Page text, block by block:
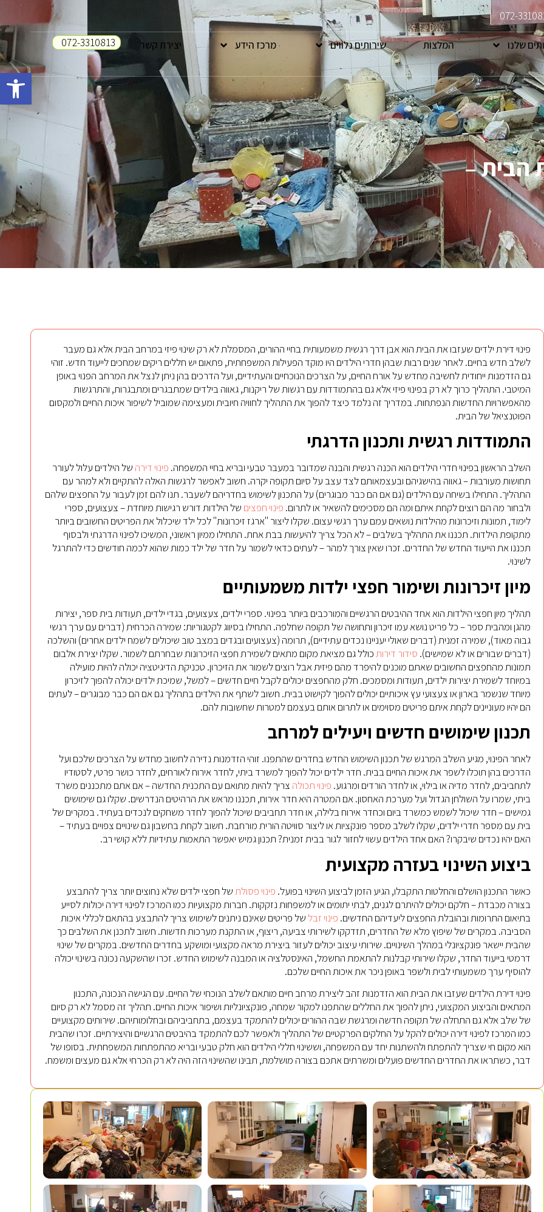
פתח
072-
שלנו המלצות שירותים נלווים מרכז הידע יצירת קשר 072-3310813
הבית –
פינוי דירת ילדים שעזבו את הבית הוא אבן דרך רגשית משמעותית בחיי ההורים, המסמלת לא רק שינוי פיזי במרחב הבית אלא גם מעבר
לשלב חדש בחיים. לאחר שנים רבות שבהן חדרי הילדים היו מוקד הפעילות המשפחתית, פתאום יש חללים ריקים שמחכים לייעוד חדש. זוהי
גם הזדמנות ייחודית לחשיבה מחדש על אורח החיים, על הצרכים הנוכחיים והעתידיים, ועל הדרכים בהן ניתן לנצל את המרחב הפנוי באופן
המיטבי. התהליך כרוך לא רק בפינוי פיזי אלא גם בהתמודדות עם רגשות של ריקנות, גאווה בילדים שמתבגרים ומתבגרות, והתרגשות
מהאפשרויות החדשות הנפתחות. במדריך זה נלמד כיצד להפוך את התהליך לחוויה חיובית ומעצימה שמוביל לשיפור איכות החיים ולמקסום
הפוטנציאל של הבית.
התמודדות רגשית ותכנון הדרגתי
השלב הראשון בפינוי חדרי הילדים הוא הכנה רגשית והבנה שמדובר במעבר טבעי ובריא בחיי המשפחה. פינוי דירה של הילדים עלול לעורר
תחושות מעורבות – גאווה בהישגיהם ובעצמאותם לצד עצב על סיום תקופה יקרה. חשוב לאפשר לרגשות האלה להתקיים ולא למהר עם
התהליך. התחילו בשיחה עם הילדים (גם אם הם כבר מבוגרים) על התכנון לשימוש בחדריהם לשעבר. תנו להם זמן לעבור על החפצים שלהם
ולבחור מה הם רוצים לקחת איתם ומה הם מסכימים להשאיר או לתרום. פינוי חפצים של הילדות דורש רגישות מיוחדת – צעצועים, ספרי
לימוד, תמונות וזיכרונות מהילדות נושאים עמם ערך רגשי עצום. שקלו ליצור "ארגז זיכרונות" לכל ילד שיכלול את הפריטים החשובים ביותר
מתקופת הילדות. תכננו את התהליך בשלבים – לא הכל צריך להיעשות בבת אחת. התחילו ממיון ראשוני, המשיכו לפינוי הדרגתי ולבסוף
תכננו את הייעוד החדש של החדרים. זכרו שאין צורך למהר – לעתים כדאי לשמור על חדר של ילד כמות שהוא לכמה חודשים כדי להתרגל
לשינוי.
מיון זיכרונות ושימור חפצי ילדות משמעותיים
תהליך מיון חפצי הילדות הוא אחד ההיבטים הרגשיים והמורכבים ביותר בפינוי. ספרי ילדים, צעצועים, בגדי ילדים, תעודות בית ספר, יצירות
מהגן ומהבית ספר – כל פריט נושא עמו זיכרון ותחושה של תקופה שחלפה. התחילו בסיווג לקטגוריות: שמירה הכרחית (דברים עם ערך רגשי
גבוה מאוד), שמירה זמנית (דברים שאולי יעניינו נכדים עתידיים), תרומה (צעצועים ובגדים במצב טוב שיכולים לשמח ילדים אחרים) והשלכה
(דברים שבורים או לא שמישים). סידור דירותכולל גם מציאת מקום מתאים לשמירת חפצי הזיכרונות שבחרתם לשמור. שקלו יצירת אלבום
תמונות מהחפצים החשובים שאתם מוכנים להיפרד מהם פיזית אבל רוצים לשמור את הזיכרון. טכניקת הדיגיטציה יכולה להיות מועילה
במיוחד לשמירת יצירות ילדים, תעודות ומסמכים. חלק מהחפצים יכולים לקבל חיים חדשים – למשל, שמיכת ילדים יכולה להפוך לזיכרון
מיוחד שנשמר בארון או צעצועי עץ איכותיים יכולים להפוך לקישוט בבית. חשוב לשתף את הילדים בתהליך גם אם הם כבר מבוגרים – לעתים
הם יהיו מעוניינים לקחת איתם פריטים מסוימים או לתרום אותם בעצמם למטרות שחשובות להם.
תכנון שימושים חדשים ויעילים למרחב
לאחר הפינוי, מגיע השלב המרגש של תכנון השימוש החדש בחדרים שהתפנו. זוהי הזדמנות נדירה לחשוב מחדש על הצרכים שלכם ועל
הדרכים בהן תוכלו לשפר את איכות החיים בבית. חדר ילדים יכול להפוך למשרד ביתי, לחדר אירוח לאורחים, לחדר כושר פרטי, לסטודיו
לתחביבים, לחדר מדיה או בילוי, או לחדר הורדים ומרגוע. פינוי תכולה צריך להיות מתואם עם התכנית החדשה – אם אתם מתכננים משרד
ביתי, שמרו על השולחן הגדול ועל מערכת האחסון. אם המטרה היא חדר אירוח, תכננו מראש את הרהיטים הנדרשים. שקלו גם שימושים
גמישים – חדר שיכול לשמש כמשרד ביום וכחדר אירוח בלילה, או חדר תחביבים שיכול להפוך לחדר משחקים לנכדים בעתיד. במקרים של
בית עם מספר חדרי ילדים, שקלו לשלב מספר פונקציות או ליצור סוויטה הורית מורחבת. חשוב לקחת בחשבון גם שינויים צפויים בעתיד –
האם יהיו נכדים שיבקרו? האם אחד הילדים עשוי לחזור לגור בבית זמנית? תכנון גמיש יאפשר התאמות עתידיות ללא קושי רב.
ביצוע השינוי בעזרה מקצועית
כאשר התכנון הושלם והחלטות התקבלו, הגיע הזמן לביצוע השינוי בפועל. פינוי פסולתשל חפצי ילדים שלא נחוצים יותר צריך להתבצע
בצורה מכבדת – חלקם יכולים להיתרם לגנים, לבתי יתומים או למשפחות נזקקות. חברות מקצועיות כמו המרכז לפינוי דירה יכולות לסייע
בתיאום התרומות ובהובלת החפצים ליעדיהם החדשים. פינוי זבל של פריטים שאינם ניתנים לשימוש צריך להתבצע בהתאם לכללי איכות
הסביבה. במקרים של שיפוץ מלא של החדרים, תזדקקו לשירותי צביעה, ריצוף, או התקנת מערכות חדשות. חשוב לתכנן את השלבים כך
שהבית יישאר פונקציונלי במהלך השינויים. שירותי עיצוב יכולים לעזור ביצירת מראה מקצועי ומושקע בחדרים החדשים. במקרים של שינוי
דרמטי בייעוד החדר, שקלו שירותי קבלנות להתאמת החשמל, האינסטלציה או המבנה לשימוש החדש. זכרו שהשקעה נכונה בשינוי יכולה
להוסיף ערך משמעותי לבית ולשפר באופן ניכר את איכות החיים שלכם.
פינוי דירת הילדים שעזבו את הבית הוא הזדמנות זהב ליצירת מרחב חיים מותאם לשלב הנוכחי של החיים. עם הגישה הנכונה, התכנון
המתאים והביצוע המקצועי, ניתן להפוך את החללים שהתפנו למקור שמחה, פונקציונליות ושיפור איכות החיים. תהליך זה מסמל לא רק סיום
של שלב אלא גם התחלה של תקופה חדשה ומרגשת שבה ההורים יכולים להתמקד בעצמם, בתחביביהם ובחלומותיהם. שירותים מקצועיים
כמו המרכז לפינוי דירה יכולים להקל על החלקים הפרקטיים של התהליך ולאפשר לכם להתמקד בהיבטים הרגשיים והיצירתיים. זכרו שהבית
הוא מקום חי שצריך להתפתח ולהשתנות יחד עם המשפחה, וששינוי חללי הילדים הוא חלק טבעי ובריא מהתפתחות המשפחתית. בסופו של
דבר, כשתראו את החדרים החדשים פועלים ומשרתים אתכם בצורה מושלמת, תבינו שהשינוי הזה היה לא רק הכרחי אלא גם מעצים ומשמח.